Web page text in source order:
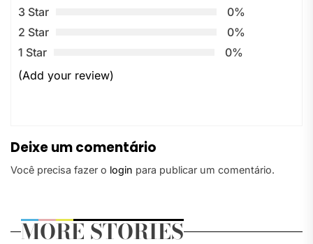
3 Star
0%
2 Star
0%
1 Star
0%
(Add your review)
Deixe um comentário
Você precisa fazer o login para publicar um comentário.
MORE STORIES